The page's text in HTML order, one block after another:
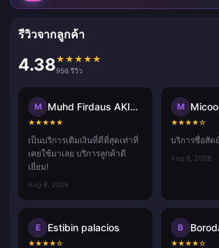
รีวิวจากลูกค้า
4.38★ ★ ★ ★ ★
956 รีวิว
M Muhd Firdaus AKIDAD
★★★★★
เป็นบริการเติมเงินที่ดีที่สุดเท่าที่
เคยใช้มาเลย บริการลูกค้าดี
เยี่ยม!
Aug 8, 2026
M
★★★★☆
บริการซื่อสัต
Aug 8, 2026
E Estibin palacios
★★★★☆
B
★★★★☆